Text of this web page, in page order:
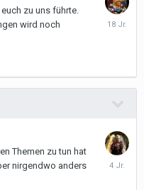
zu uns führte.
wird noch
20.
Themen zu tun hat
nirgendwo anders
24.